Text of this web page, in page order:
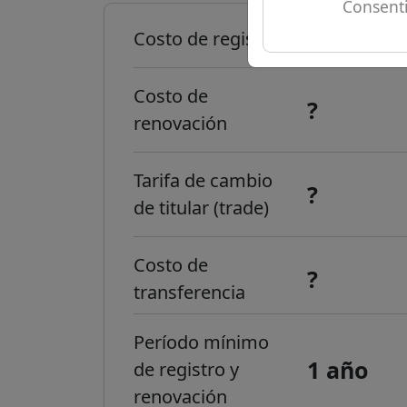
Costo de registro
Costo de
renovación
?
Tarifa de cambio
de titular (trade)
?
Costo de
transferencia
?
Período mínimo
de registro y
renovación
1 año